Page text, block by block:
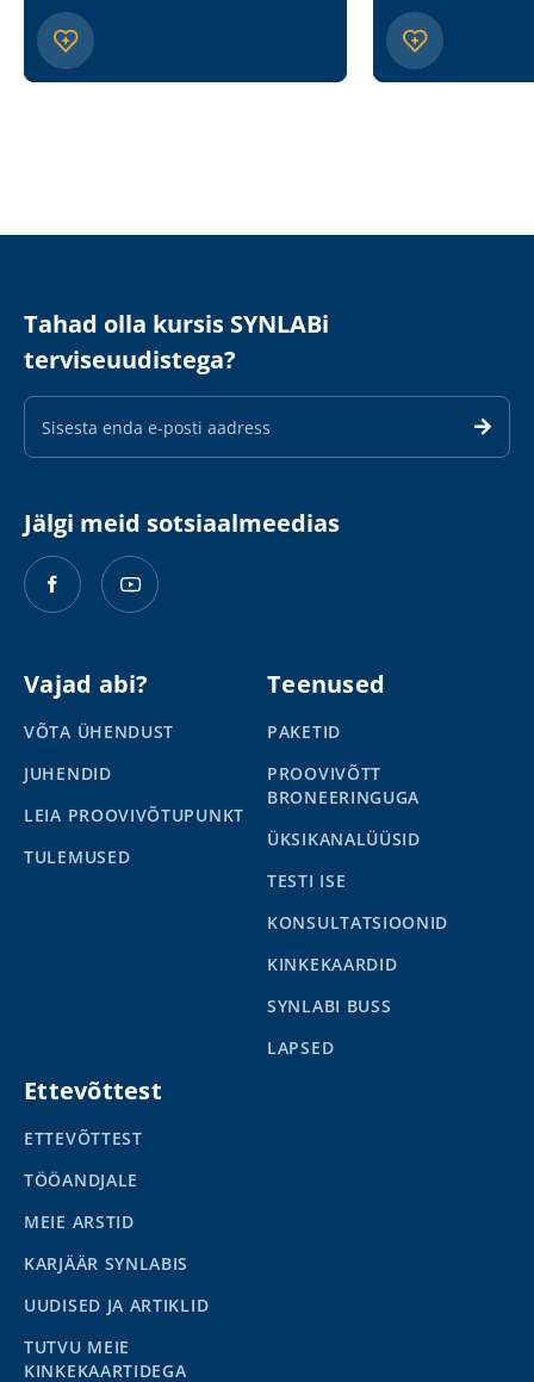
Tahad olla kursis SYNLABi
terviseuudistega?
E-
maili
aadress
Jälgi meid sotsiaalmeedias
Vajad abi?
VÕTA ÜHENDUST
JUHENDID
LEIA PROOVIVÕTUPUNKT
TULEMUSED
Teenused
PAKETID
PROOVIVÕTT
BRONEERINGUGA
ÜKSIKANALÜÜSID
TESTI ISE
KONSULTATSIOONID
KINKEKAARDID
SYNLABI BUSS
LAPSED
Ettevõttest
ETTEVÕTTEST
TÖÖANDJALE
MEIE ARSTID
KARJÄÄR SYNLABIS
UUDISED JA ARTIKLID
TUTVU MEIE
KINKEKAARTIDEGA